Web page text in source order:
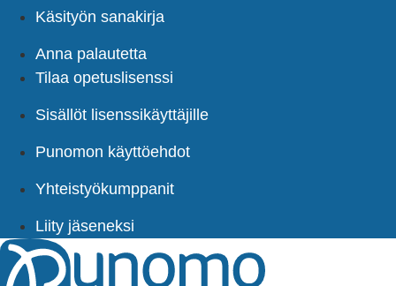
Käsityön sanakirja
Anna palautetta
Tilaa opetuslisenssi
Sisällöt lisenssikäyttäjille
Punomon käyttöehdot
Yhteistyökumppanit
Liity jäseneksi